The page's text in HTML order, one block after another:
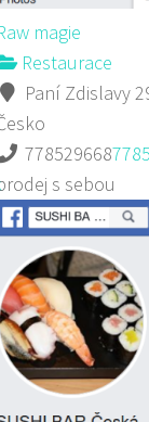
magie
Restaurace
Paní Zdislavy
778529668
s sebou